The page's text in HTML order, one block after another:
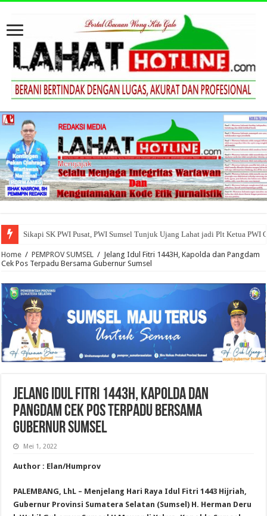
Sikapi SK PWI Pusat, PWI Sumsel Tunjuk Ujang Lahat jadi Plt Ketua PWI
Home / PEMPROV SUMSEL / Jelang Idul Fitri 1443H, Kapolda dan Pangdam
Cek Pos Terpadu Bersama Gubernur Sumsel
Jelang Idul Fitri 1443H, Kapolda dan
Pangdam Cek Pos Terpadu Bersama
Gubernur Sumsel
Mei 1, 2022
Author : Elan/Humprov
PALEMBANG, LhL – Menjelang Hari Raya Idul Fitri 1443 Hijriah,
Gubernur Provinsi Sumatera Selatan (Sumsel) H. Herman Deru